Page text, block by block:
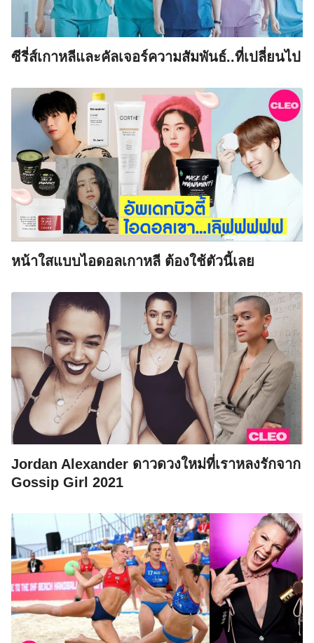
Search
for:
ซีรี่ส์เกาหลีและคัลเจอร์ความสัมพันธ์..ที่เปลี่ยนไป
หน้าใสแบบไอดอลเกาหลี ต้องใช้ตัวนี้เลย
Jordan Alexander ดาวดวงใหม่ที่เราหลงรักจาก
Gossip Girl 2021